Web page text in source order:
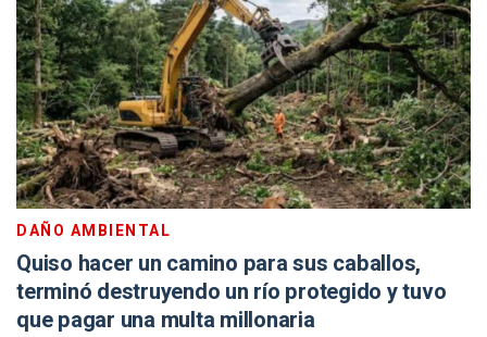
DAÑO AMBIENTAL
Quiso hacer un camino para sus caballos,
terminó destruyendo un río protegido y tuvo
que pagar una multa millonaria